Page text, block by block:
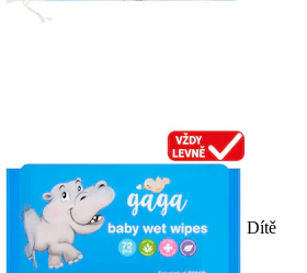
Dítě